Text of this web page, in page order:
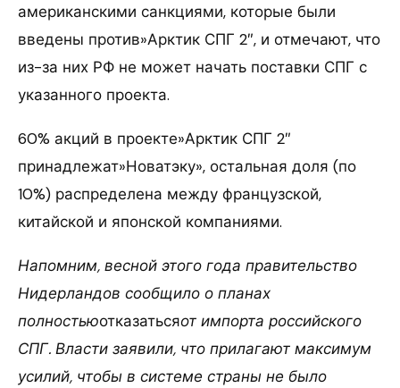
американскими санкциями, которые были
введены против»Арктик СПГ 2″, и отмечают, что
из-за них РФ не может начать поставки СПГ с
указанного проекта.
60% акций в проекте»Арктик СПГ 2″
принадлежат»Новатэку», остальная доля (по
10%) распределена между французской,
китайской и японской компаниями.
Напомним, весной этого года правительство
Нидерландов сообщило о планах
полностьюотказатьсяот импорта российского
СПГ. Власти заявили, что прилагают максимум
усилий, чтобы в системе страны не было